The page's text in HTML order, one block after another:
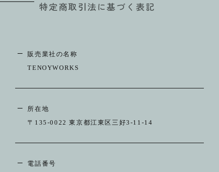
SCHEDULE
ABOUT
特定商取引法に基づく表記
販売業社の名称
TENOYWORKS
所在地
〒135-0022 東京都江東区三好3-11-14
電話番号